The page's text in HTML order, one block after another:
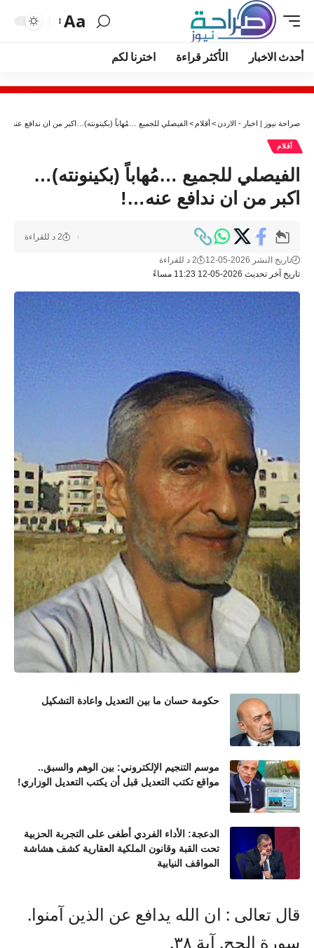
Aa
أحدث الاخبار الأكثر قراءة اخترنا لكم
صراحة نيوز | اخبار - الاردن>أقلام > الفيصلي للجميع …مُهاباً (بكينونته)…اكبر من ان ندافع عنه…!
أقلام
الفيصلي للجميع …مُهاباً (بكينونته)…
اكبر من ان ندافع عنه…!
تاريخ آخر تحديث 2026-05-12 11:23 مساءً
تاريخ النشر 2026-05-12 2 د للقراءة
2 د للقراءة
حكومة حسان ما بين التعديل واعادة التشكيل
موسم التنجيم الإلكتروني: بين الوهم والسبق..
مواقع تكتب التعديل قبل أن يكتب التعديل الوزاري!
الدعجة: الأداء الفردي أطغى على التجربة الحزبية
تحت القبة وقانون الملكية العقارية كشف هشاشة
المواقف النيابية
قال تعالى : ان الله يدافع عن الذين آمنوا.
سورة الحج. آية ٣٨.